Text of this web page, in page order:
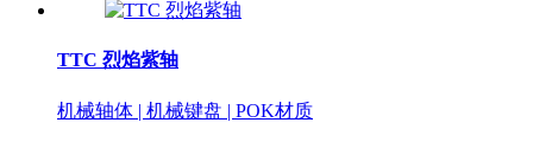
TTC 烈焰紫轴
机械轴体 | 机械键盘 | POK材质